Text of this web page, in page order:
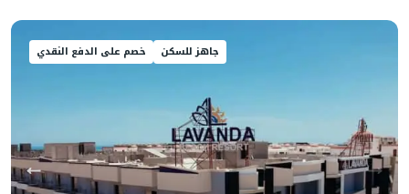
جاهز للسكن خصم على الدفع النقدي